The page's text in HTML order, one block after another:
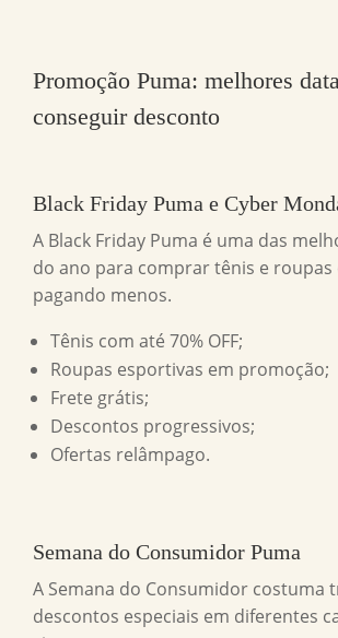
Promoção Puma: melhores
conseguir desconto
Black Friday Puma e Cyber
A Black Friday Puma é uma das
do ano para comprar tênis e roupas
pagando menos.
Tênis com até 70% OFF;
Roupas esportivas em promoção;
Frete grátis;
Descontos progressivos;
Ofertas relâmpago.
Semana do Consumidor Puma
A Semana do Consumidor costuma
descontos especiais em diferentes